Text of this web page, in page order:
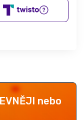
nebo